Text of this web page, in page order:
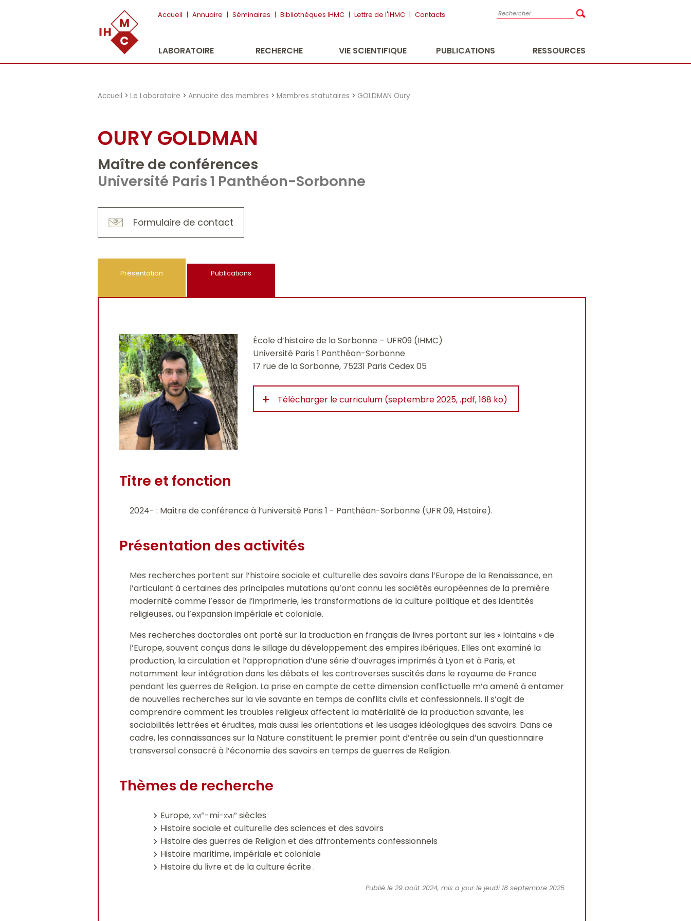
Accueil | Annuaire | Séminaires | Bibliothèques IHMC | Lettre de l'IHMC | Contacts
LABORATOIRE RECHERCHE VIE SCIENTIFIQUE PUBLICATIONS RESSOURCES
Accueil >Le Laboratoire >Annuaire des membres >Membres statutaires > GOLDMAN Oury
OURY GOLDMAN
Maître de conférences
Université Paris 1 Panthéon-Sorbonne
Formulaire de contact
Présentation Publications
École d’histoire de la Sorbonne – UFR09 (IHMC)
Université Paris 1 Panthéon-Sorbonne
17 rue de la Sorbonne, 75231 Paris Cedex 05
+ Télécharger le curriculum (septembre 2025, .pdf, 168 ko)
Titre et fonction
2024- : Maître de conférence à l’université Paris 1 - Panthéon-Sorbonne (UFR 09, Histoire).
Présentation des activités
Mes recherches portent sur l’histoire sociale et culturelle des savoirs dans l’Europe de la Renaissance, en
l’articulant à certaines des principales mutations qu’ont connu les sociétés européennes de la première
modernité comme l’essor de l’imprimerie, les transformations de la culture politique et des identités
religieuses, ou l’expansion impériale et coloniale.
Mes recherches doctorales ont porté sur la traduction en français de livres portant sur les « lointains » de
l’Europe, souvent conçus dans le sillage du développement des empires ibériques. Elles ont examiné la
production, la circulation et l’appropriation d’une série d’ouvrages imprimés à Lyon et à Paris, et
notamment leur intégration dans les débats et les controverses suscités dans le royaume de France
pendant les guerres de Religion. La prise en compte de cette dimension conflictuelle m’a amené à entamer
de nouvelles recherches sur la vie savante en temps de conflits civils et confessionnels. Il s’agit de
comprendre comment les troubles religieux affectent la matérialité de la production savante, les
sociabilités lettrées et érudites, mais aussi les orientations et les usages idéologiques des savoirs. Dans ce
cadre, les connaissances sur la Nature constituent le premier point d’entrée au sein d’un questionnaire
transversal consacré à l’économie des savoirs en temps de guerres de Religion.
Thèmes de recherche
Europe,xvie-mi-xviie siècles
Histoire sociale et culturelle des sciences et des savoirs
Histoire des guerres de Religion et des affrontements confessionnels
Histoire maritime, impériale et coloniale
Histoire du livre et de la culture écrite .
Publié le 29 août 2024, mis a jour le jeudi 18 septembre 2025